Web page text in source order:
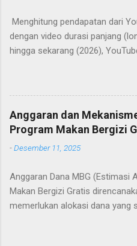
Menghitung pendapatan dari
dengan video durasi panjang
hingga sekarang (2026),
Anggaran dan
Program Makan Bergizi
-Desember 11, 2025
Anggaran Dana MBG (Estimasi
Makan Bergizi Gratis
memerlukan alokasi dana yang